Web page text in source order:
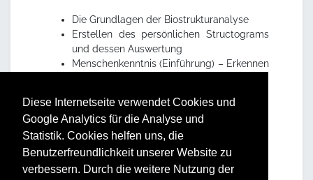
Diese Internetseite verwendet Cookies und
Google Analytics für die Analyse und
Statistik. Cookies helfen uns, die
Benutzerfreundlichkeit unserer Website zu
verbessern. Durch die weitere Nutzung der
Die Grundlagen der Biostrukturanalyse
Erstellen des persönlichen Structograms
und dessen Auswertung
Menschenkenntnis (Einführung) – Erkennen
Structogram
Vorteile und Nutzen